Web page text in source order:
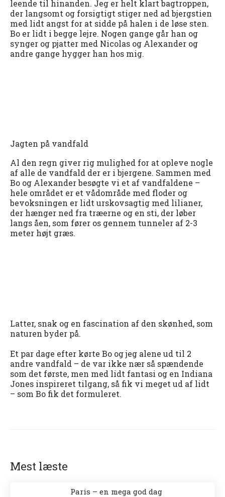
leende til hinanden. Jeg er helt klart bagtroppen,
der langsomt og forsigtigt stiger ned ad bjergstien
med lidt angst for at sidde på halen i de løse sten.
Bo er lidt i begge lejre. Nogen gange går han og
synger og pjatter med Nicolas og Alexander og
andre gange hygger han hos mig.
Jagten på vandfald
Al den regn giver rig mulighed for at opleve nogle
af alle de vandfald der er i bjergene. Sammen med
Bo og Alexander besøgte vi et af vandfaldene –
hele området er et vådområde med floder og
bevoksningen er lidt urskovsagtig med lilianer,
der hænger ned fra træerne og en sti, der løber
langs åen, som fører os gennem tunneler af 2-3
meter højt græs.
Latter, snak og en fascination af den skønhed, som
naturen byder på.
Et par dage efter kørte Bo og jeg alene ud til 2
andre vandfald – de var ikke nær så spændende
som det første, men med lidt fantasi og en Indiana
Jones inspireret tilgang, så fik vi meget ud af lidt
– som Bo fik det formuleret.
Mest læste
Paris – en mega god dag